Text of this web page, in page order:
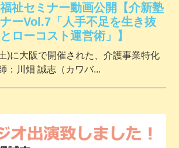
祉セミナー動画公開【介新塾
ーVol.7「人手不足を生き抜
ローコスト運営術」】
)に大阪で開催された、介護事業特化
：川畑 誠志（カワバ...